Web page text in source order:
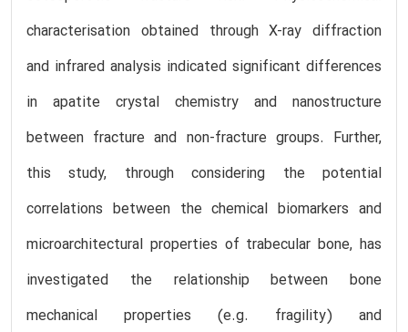
characterisation obtained through X-ray diffraction
and infrared analysis indicated significant differences
in apatite crystal chemistry and nanostructure
between fracture and non-fracture groups. Further,
this study, through considering the potential
correlations between the chemical biomarkers and
microarchitectural properties of trabecular bone, has
investigated the relationship between bone
mechanical properties (e.g. fragility) and